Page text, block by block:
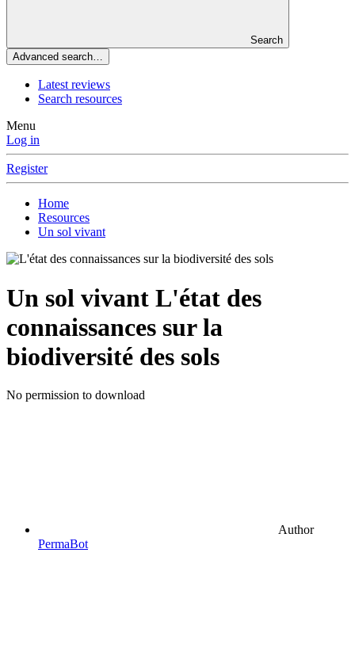
Search
Advanced search…
Latest reviews
Search resources
Menu
Log in
Register
Home
Resources
Un sol vivant
Un sol vivant L'état des
connaissances sur la
biodiversité des sols
No permission to download
Author
PermaBot